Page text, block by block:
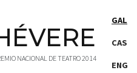
NACIONAL DE TEATRO 2014
GAL
CAS
ENG